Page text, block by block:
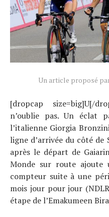
Un article proposé
[dropcap size=big]U[/
n’oublie pas. Un éclat
l’italienne Giorgia
ligne d’arrivée du côté
après le départ de
Monde sur route ajoute
compteur suite à une
mois jour pour jour
étape de l’Emakumeen
Actualités
Technologies
Tests de produits
Conseils
Tendances
Tous nos articles
À propos